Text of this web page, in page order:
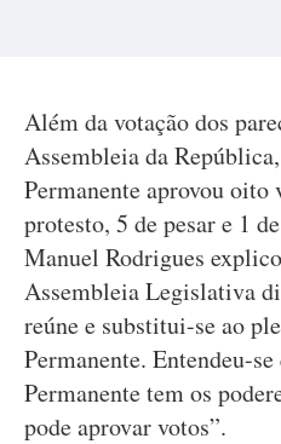
Além da votação dos
Assembleia da
Permanente aprovou oito
protesto, 5 de pesar e 1
Manuel Rodrigues
Assembleia Legislativa
reúne e substitui-se ao
Permanente. Entendeu-
Permanente tem os
pode aprovar votos”.